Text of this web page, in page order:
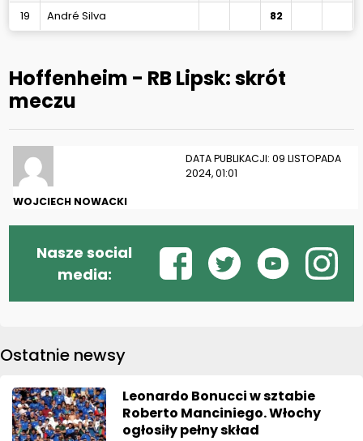
19 André Silva 82
Hoffenheim - RB Lipsk: skrót
meczu
DATA PUBLIKACJI: 09 LISTOPADA
2024, 01:01
WOJCIECH NOWACKI
Nasze social
media:
Ostatnie newsy
Leonardo Bonucci w sztabie
Roberto Manciniego. Włochy
ogłosiły pełny skład